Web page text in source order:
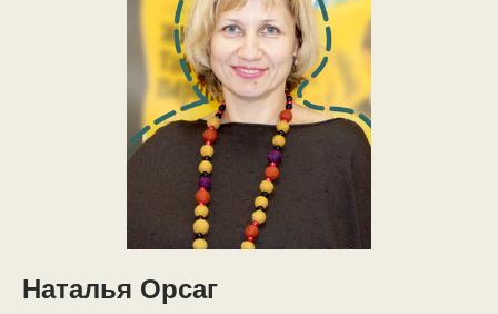
Наталья Орсаг